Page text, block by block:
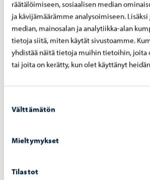
räätälöimiseen, sosiaalisen median
ja kävijämäärämme analysoimiseen.
median, mainosalan ja analytiikka-alan
tietoja siitä, miten käytät sivustoamme.
yhdistää näitä tietoja muihin tietoihin, joita
tai joita on kerätty, kun olet käyttänyt
valinta
Välttämätön
Mieltymykset
Tilastot
ser­ti­fi­kaat­ti
kun­ta­na